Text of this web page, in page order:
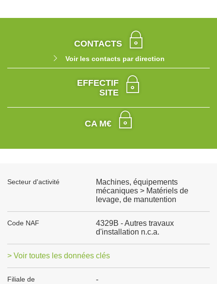
CONTACTS
Voir les contacts par direction
EFFECTIF
SITE
CA M€
Secteur d'activité
Machines, équipements
mécaniques > Matériels de
levage, de manutention
Code NAF
4329B - Autres travaux
d'installation n.c.a.
> Voir toutes les données clés
Filiale de -